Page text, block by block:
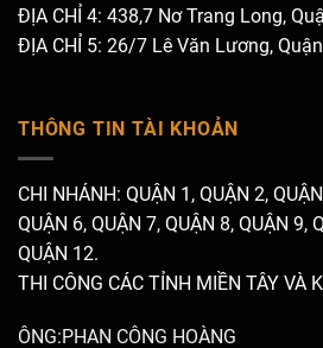
ĐỊA CHỈ 4: 438,7 Nơ Trang Long,
ĐỊA CHỈ 5: 26/7 Lê Văn Lương,
THÔNG TIN TÀI KHOẢN
CHI NHÁNH: QUẬN 1, QUẬN 2,
QUẬN 6, QUẬN 7, QUẬN 8, QUẬN 9,
QUẬN 12.
THI CÔNG CÁC TỈNH MIỀN TÂY VÀ
ÔNG:PHAN CÔNG HOÀNG